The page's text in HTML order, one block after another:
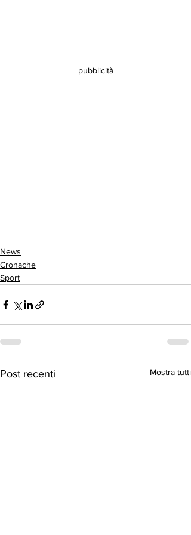
pubblicità
News
Cronache
Sport
Post recenti Mostra tutti